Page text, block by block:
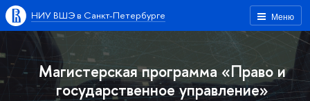
Меню
НИУ ВШЭ в Санкт-Петербурге
Магистерская программа «Право и
государственное управление»